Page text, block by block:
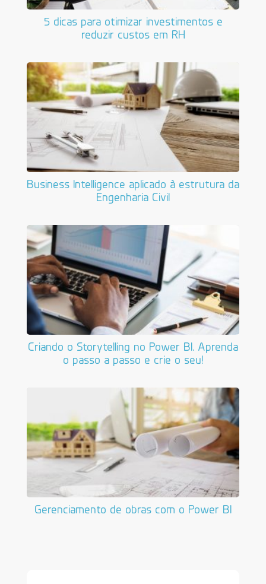
5 dicas para otimizar investimentos e
reduzir custos em RH
Business Intelligence aplicado à estrutura da
Engenharia Civil
Criando o Storytelling no Power BI. Aprenda
o passo a passo e crie o seu!
Gerenciamento de obras com o Power BI